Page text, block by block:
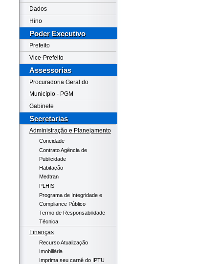
Dados
Hino
Poder Executivo
Prefeito
Vice-Prefeito
Assessorias
Procuradoria Geral do
Município - PGM
Gabinete
Secretarias
Administração e Planejamento
Concidade
Contrato Agência de
Publicidade
Habitação
Medtran
PLHIS
Programa de Integridade e
Compliance Público
Termo de Responsabilidade
Técnica
Finanças
Recurso Atualização
Imobiliária
Imprima seu carnê do IPTU